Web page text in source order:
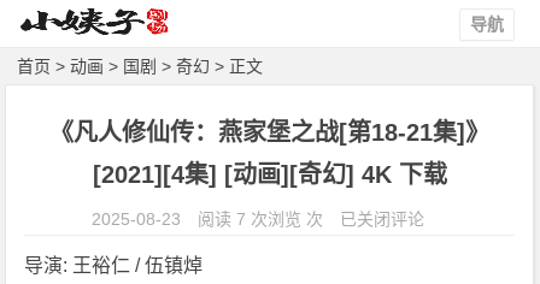
导航
首页 >动画 > 国剧 >奇幻 > 正文
《凡人修仙传：燕家堡之战[第18-21集]》
[2021][4集] [动画][奇幻] 4K 下载
2025-08-23 阅读 7 次浏览 次
《凡
已关闭评论
导演: 王裕仁 / 伍镇焯